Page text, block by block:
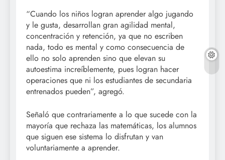
“Cuando los niños logran aprender algo jugando
y le gusta, desarrollan gran agilidad mental,
concentración y retención, ya que no escriben
nada, todo es mental y como consecuencia de
ello no solo aprenden sino que elevan su
autoestima increíblemente, pues logran hacer
operaciones que ni los estudiantes de secundaria
entrenados pueden”, agregó.
Señaló que contrariamente a lo que sucede con la
mayoría que rechaza las matemáticas, los alumnos
que siguen ese sistema lo disfrutan y van
voluntariamente a aprender.